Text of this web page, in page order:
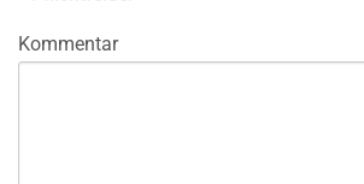
Kommentar